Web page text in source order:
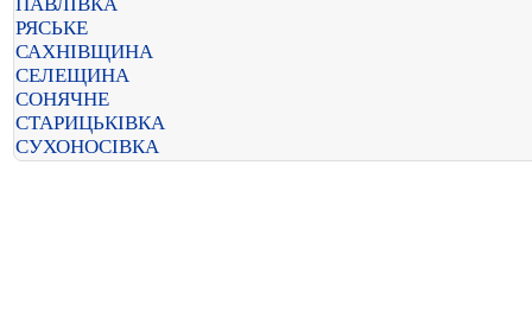
РЯСЬКЕ
САХНІВЩИНА
СЕЛЕЩИНА
СОНЯЧНЕ
СТАРИЦЬКІВКА
СУХОНОСІВКА